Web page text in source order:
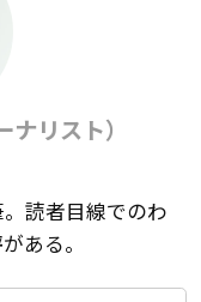
リスト）
読者目線でのわ
ある。